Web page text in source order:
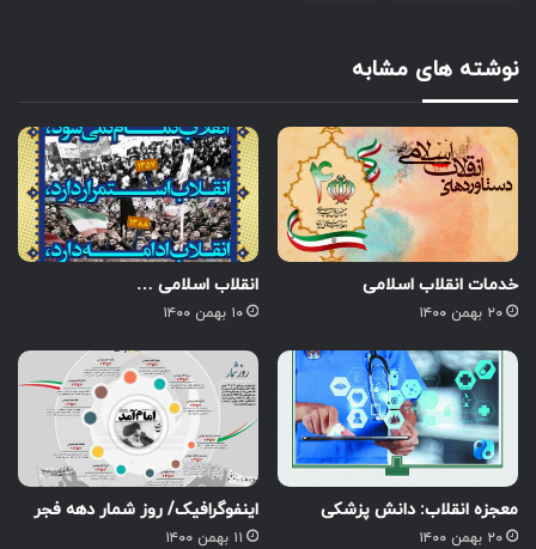
نوشته های مشابه
خدمات انقلاب اسلامی
۲۰ بهمن ۱۴۰۰
انقلاب اسلامی …
۱۰ بهمن ۱۴۰۰
معجزه انقلاب: دانش پزشکی
۲۰ بهمن ۱۴۰۰
اینفوگرافیک/ روز شمار دهه فجر
۱۱ بهمن ۱۴۰۰